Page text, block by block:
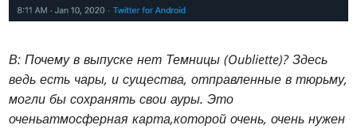
В: Почему в выпуске нет Темницы (Oubliette)? Здесь
ведь есть чары, и существа, отправленные в тюрьму,
могли бы сохранять свои ауры. Это
оченьатмосферная карта,которой очень, очень нужен